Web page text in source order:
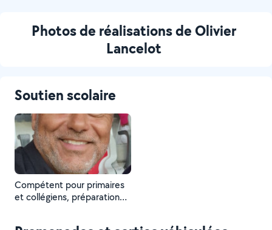
Photos de réalisations de Olivier
Lancelot
Soutien scolaire
Compétent pour primaires
et collégiens, préparation